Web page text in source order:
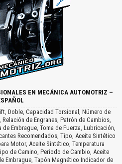
EN MECÁNICA AUTOMOTRIZ –
Doble, Capacidad Torsional, Número de
de Engranes, Patrón de Cambios,
Embrague, Toma de Fuerza, Lubricación,
Recomendados, Tipo, Aceite Sintético
Motor, Aceite Sintético, Temperatura
de Camino, Periodo de Cambio, Aceite
Embrague, Tapón Magnético Indicador de